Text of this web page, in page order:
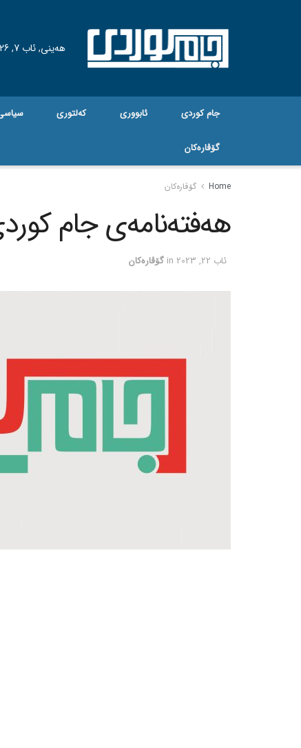
هه‌ینی, ئاب 7, 2026
جام کوردی ئابووری کەلتوری
گۆڤاره‌کان
Home گۆڤاره‌کان
هەفتەنامەی جام کوردی
ئاب 22, 2023 in گۆڤاره‌کان